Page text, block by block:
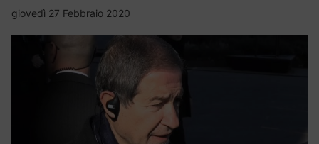
giovedì 27 Febbraio 2020